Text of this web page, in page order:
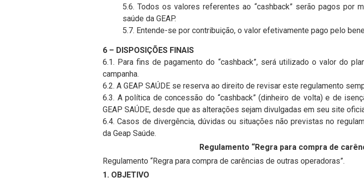
5.6. Todos os valores referentes ao “cashback” serão pagos por
saúde da GEAP.
5.7. Entende-se por contribuição, o valor efetivamente pago pelo
6 – DISPOSIÇÕES FINAIS
6.1. Para fins de pagamento do “cashback”, será utilizado o valor do
campanha.
6.2. A GEAP SAÚDE se reserva ao direito de revisar este regulamento
6.3. A política de concessão do “cashback” (dinheiro de volta) e de
GEAP SAÚDE, desde que as alterações sejam divulgadas em seu site
6.4. Casos de divergência, dúvidas ou situações não previstas no
da Geap Saúde.
Regulamento “Regra para compra de
Regulamento “Regra para compra de carências de outras operadoras”.
1. OBJETIVO